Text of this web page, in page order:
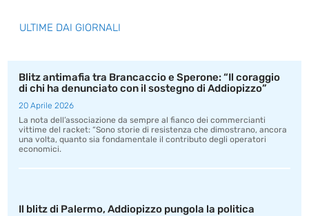
ULTIME DAI GIORNALI
Blitz antimafia tra Brancaccio e Sperone: “Il coraggio
di chi ha denunciato con il sostegno di Addiopizzo”
20 Aprile 2026
La nota dell’associazione da sempre al fianco dei commercianti
vittime del racket: “Sono storie di resistenza che dimostrano, ancora
una volta, quanto sia fondamentale il contributo degli operatori
economici.
Il blitz di Palermo, Addiopizzo pungola la politica